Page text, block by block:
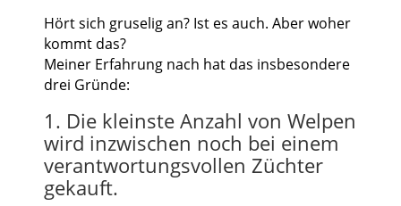
Hört sich gruselig an? Ist es auch. Aber woher
kommt das?
Meiner Erfahrung nach hat das insbesondere
drei Gründe:
1. Die kleinste Anzahl von Welpen
wird inzwischen noch bei einem
verantwortungsvollen Züchter
gekauft.